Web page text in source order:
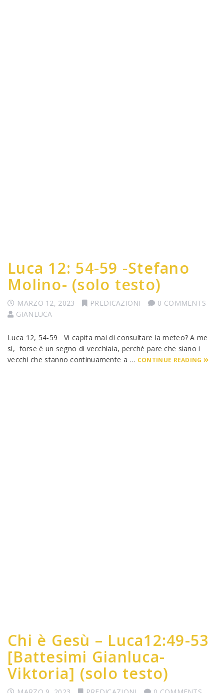
Luca 12: 54-59 -Stefano
Molino- (solo testo)
MARZO 12, 2023 PREDICAZIONI
0 COMMENTS
GIANLUCA
Luca 12, 54-59 Vi capita mai di consultare la meteo? A me
sì, forse è un segno di vecchiaia, perché pare che siano i
vecchi che stanno continuamente a … CONTINUE READING
Chi è Gesù – Luca12:49-53
[Battesimi Gianluca-
Viktoria] (solo testo)